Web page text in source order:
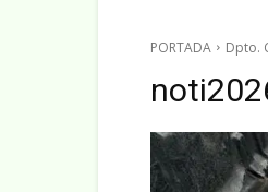
PORTADA Dpto.